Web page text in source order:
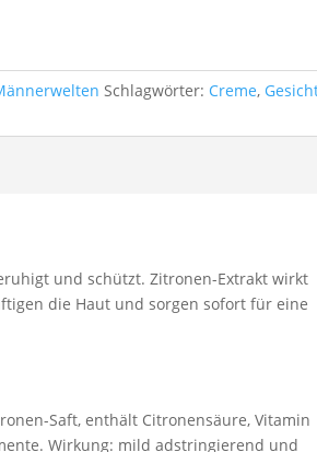
Schlagwörter: Creme,
und schützt. Zitronen-Extrakt wirkt
die Haut und sorgen sofort für eine
Saft, enthält Citronensäure, Vitamin
Wirkung: mild adstringierend und